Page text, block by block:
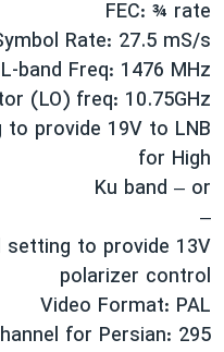
FEC: ¾ rate
Rate: 27.5 mS/s
band Freq: 1476 MHz
(LO) freq: 10.75GHz
provide 19V to LNB
for High
Ku band – or
–
setting to provide 13V
polarizer control
Video Format: PAL
for Persian: 295